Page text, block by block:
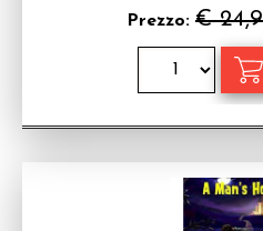
Prezzo: €